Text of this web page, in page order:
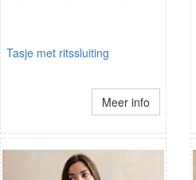
Tasje met ritssluiting
Meer info